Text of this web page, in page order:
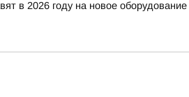
в 2026 году на новое